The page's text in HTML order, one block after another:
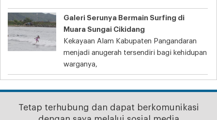
Galeri Serunya Bermain Surfing di
Muara Sungai Cikidang
Kekayaan Alam Kabupaten Pangandaran
menjadi anugerah tersendiri bagi kehidupan
warganya,
Tetap terhubung dan dapat berkomunikasi